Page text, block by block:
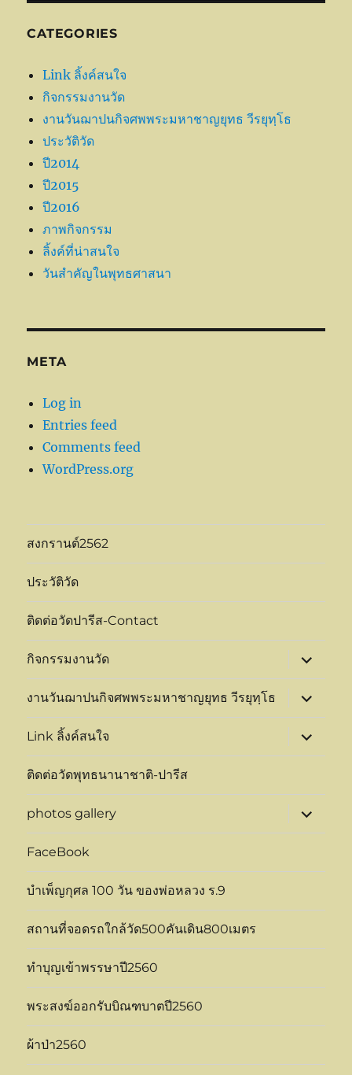
CATEGORIES
Link ลิ้งค์สนใจ
กิจกรรมงานวัด
งานวันฌาปนกิจศพพระมหาชาญยุทธ วีรยุทฺโธ
ประวัติวัด
ปี2014
ปี2015
ปี2016
ภาพกิจกรรม
ลิ้งค์ที่น่าสนใจ
วันสำคัญในพุทธศาสนา
META
Log in
Entries feed
Comments feed
WordPress.org
สงกรานต์2562
ประวัติวัด
ติดต่อวัดปารีส-Contact
กิจกรรมงานวัด
expand
child
menu
งานวันฌาปนกิจศพพระมหาชาญยุทธ วีรยุทฺโธ
expand
child
menu
Link ลิ้งค์สนใจ
expand
child
menu
ติดต่อวัดพุทธนานาชาติ-ปารีส
photos gallery
expand
child
menu
FaceBook
บำเพ็ญกุศล 100 วัน ของพ่อหลวง ร.9
สถานที่จอดรถใกล้วัด500คันเดิน800เมตร
ทำบุญเข้าพรรษาปี2560
พระสงฆ์ออกรับบิณฑบาตปี2560
ผ้าป่า2560